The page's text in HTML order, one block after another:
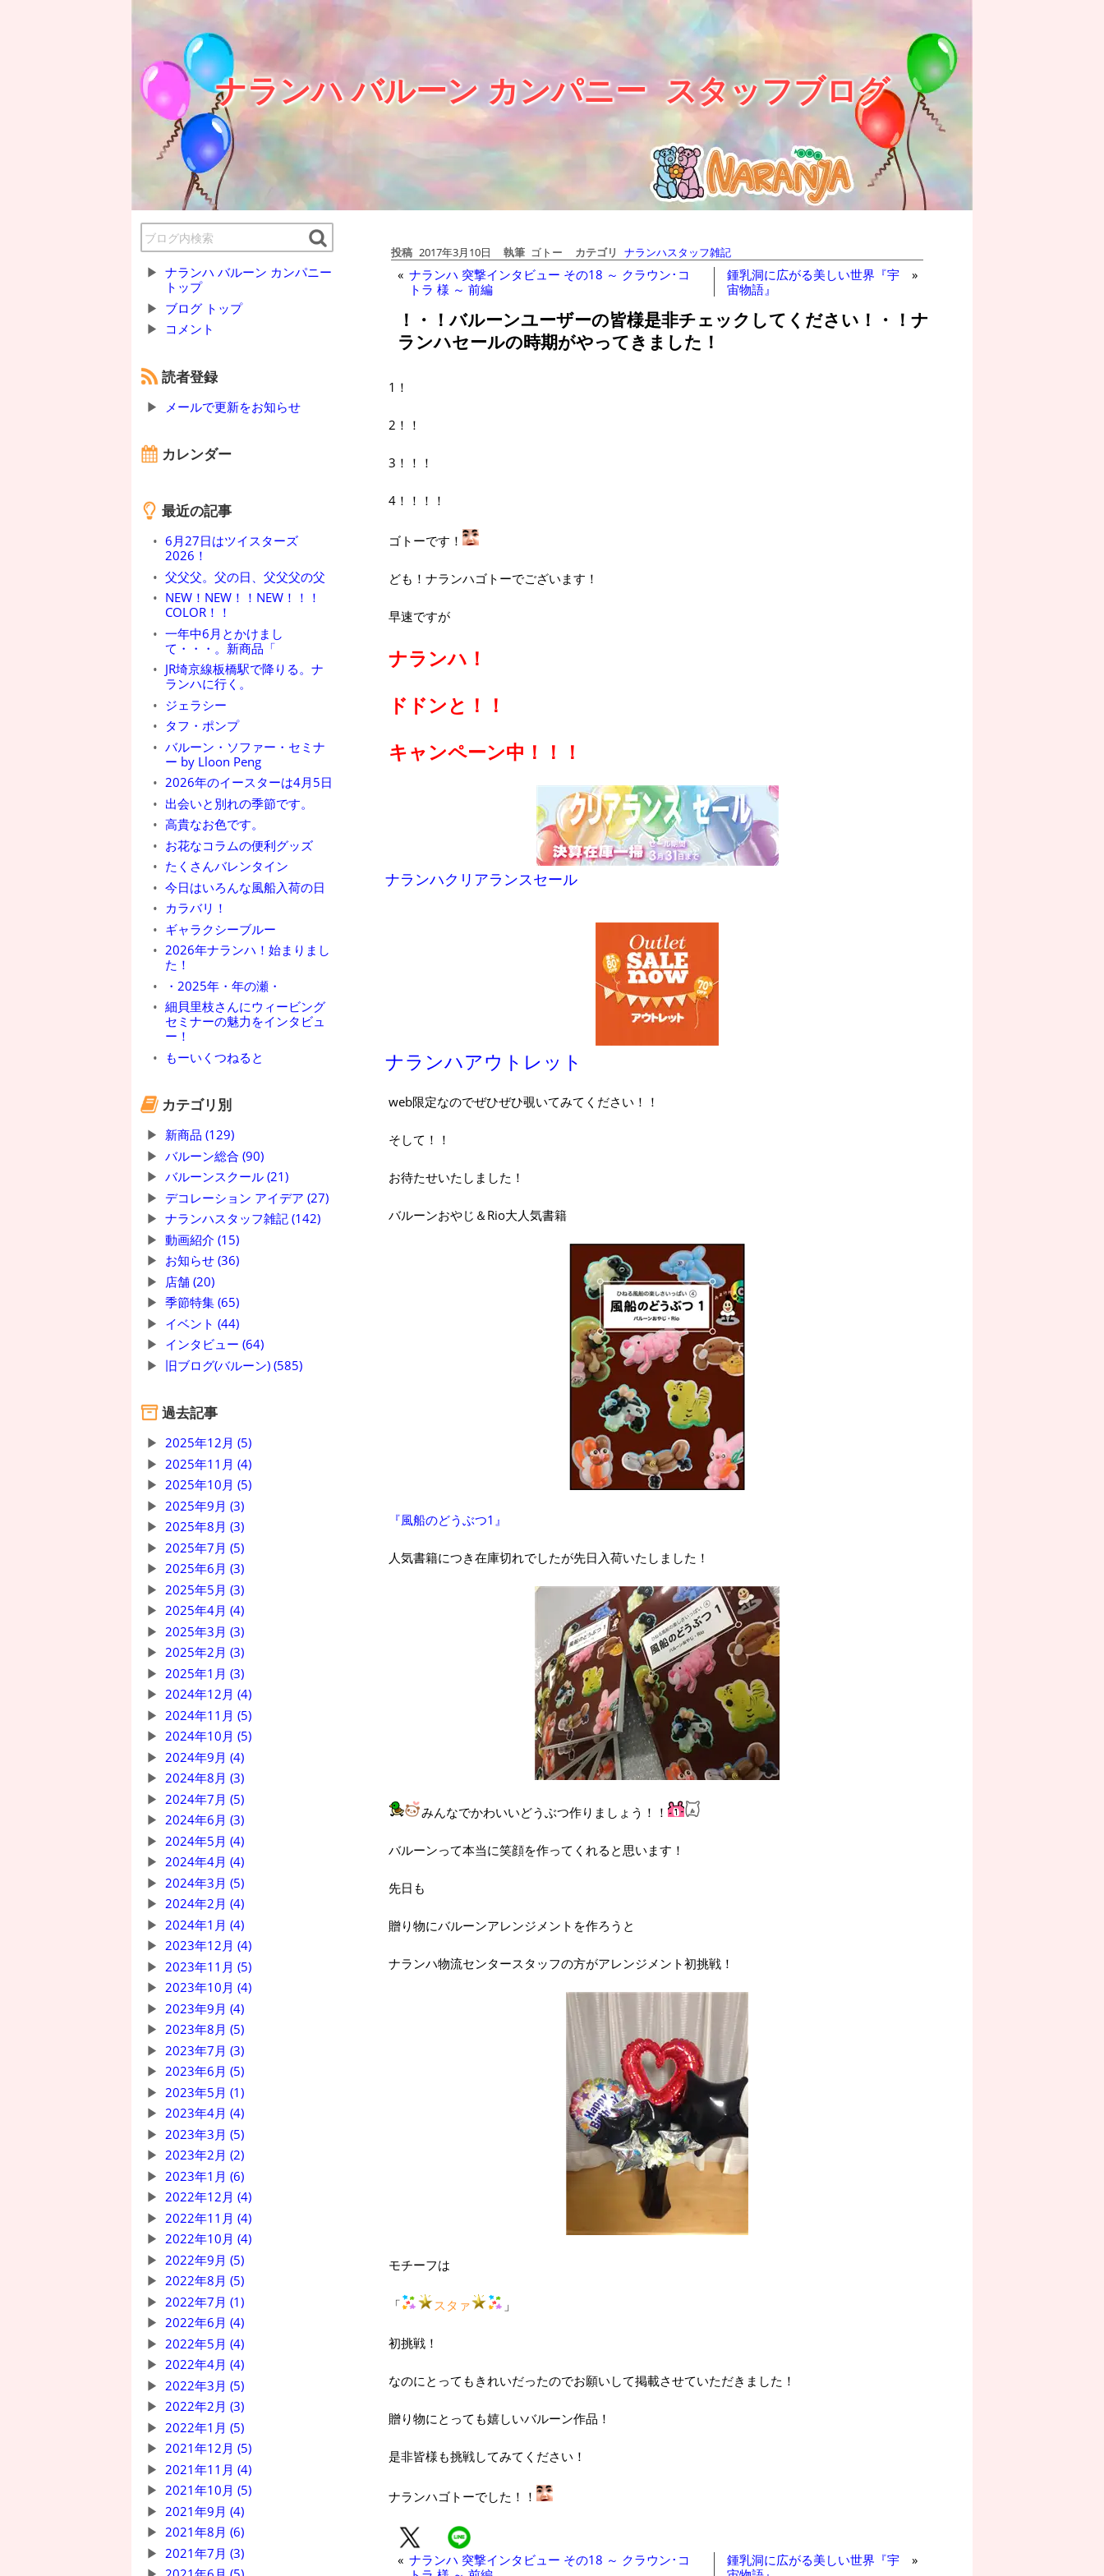
ナランハ バルーン カンパニー スタッフブログ
ナランハ バルーン カンパニー
トップ
ブログ トップ
コメント
読者登録
メールで更新をお知らせ
カレンダー
最近の記事
6月27日はツイスターズ
2026！
父父父。父の日、父父父の父
NEW！NEW！！NEW！！！
COLOR！！
一年中6月とかけまし
て・・・。新商品「
JR埼京線板橋駅で降りる。ナ
ランハに行く。
ジェラシー
タフ・ポンプ
バルーン・ソファー・セミナ
ー by Lloon Peng
2026年のイースターは4月5日
出会いと別れの季節です。
高貴なお色です。
お花なコラムの便利グッズ
たくさんバレンタイン
今日はいろんな風船入荷の日
カラバリ！
ギャラクシーブルー
2026年ナランハ！始まりまし
た！
・2025年・年の瀬・
細貝里枝さんにウィービング
セミナーの魅力をインタビュ
ー！
もーいくつねると
カテゴリ別
新商品 (129)
バルーン総合 (90)
バルーンスクール (21)
デコレーション アイデア (27)
ナランハスタッフ雑記 (142)
動画紹介 (15)
お知らせ (36)
店舗 (20)
季節特集 (65)
イベント (44)
インタビュー (64)
旧ブログ(バルーン) (585)
過去記事
2025年12月 (5)
2025年11月 (4)
2025年10月 (5)
2025年9月 (3)
2025年8月 (3)
2025年7月 (5)
2025年6月 (3)
2025年5月 (3)
2025年4月 (4)
2025年3月 (3)
2025年2月 (3)
2025年1月 (3)
2024年12月 (4)
2024年11月 (5)
2024年10月 (5)
2024年9月 (4)
2024年8月 (3)
2024年7月 (5)
2024年6月 (3)
2024年5月 (4)
2024年4月 (4)
2024年3月 (5)
2024年2月 (4)
2024年1月 (4)
2023年12月 (4)
2023年11月 (5)
2023年10月 (4)
2023年9月 (4)
2023年8月 (5)
2023年7月 (3)
2023年6月 (5)
2023年5月 (1)
2023年4月 (4)
2023年3月 (5)
2023年2月 (2)
2023年1月 (6)
2022年12月 (4)
2022年11月 (4)
2022年10月 (4)
2022年9月 (5)
2022年8月 (5)
2022年7月 (1)
2022年6月 (4)
2022年5月 (4)
2022年4月 (4)
2022年3月 (5)
2022年2月 (3)
2022年1月 (5)
2021年12月 (5)
2021年11月 (4)
2021年10月 (5)
2021年9月 (4)
2021年8月 (6)
2021年7月 (3)
投稿 2017年3月10日 執筆 ゴトー カテゴリ ナランハスタッフ雑記
« ナランハ 突撃インタビュー その18 ～ クラウン･コ
トラ 様 ～ 前編
鍾乳洞に広がる美しい世界『宇
宙物語』
»
！・！バルーンユーザーの皆様是非チェックしてください！・！ナ
ランハセールの時期がやってきました！
1！
2！！
3！！！
4！！！！
ゴトーです！
ども！ナランハゴトーでございます！
早速ですが
ナランハ！
ドドンと！！
キャンペーン中！！！
ナランハクリアランスセール
ナランハアウトレット
web限定なのでぜひぜひ覗いてみてください！！
そして！！
お待たせいたしました！
バルーンおやじ＆Rio大人気書籍
『風船のどうぶつ1』
人気書籍につき在庫切れでしたが先日入荷いたしました！
みんなでかわいいどうぶつ作りましょう！！
バルーンって本当に笑顔を作ってくれると思います！
先日も
贈り物にバルーンアレンジメントを作ろうと
ナランハ物流センタースタッフの方がアレンジメント初挑戦！
モチーフは
「 スタァ 」
初挑戦！
なのにとってもきれいだったのでお願いして掲載させていただきました！
贈り物にとっても嬉しいバルーン作品！
是非皆様も挑戦してみてください！
ナランハゴトーでした！！
« ナランハ 突撃インタビュー その18 ～ クラウン･コ
鍾乳洞に広がる美しい世界『宇
»